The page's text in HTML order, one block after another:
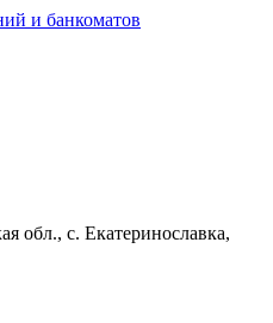
обл., с. Екатеринославка,